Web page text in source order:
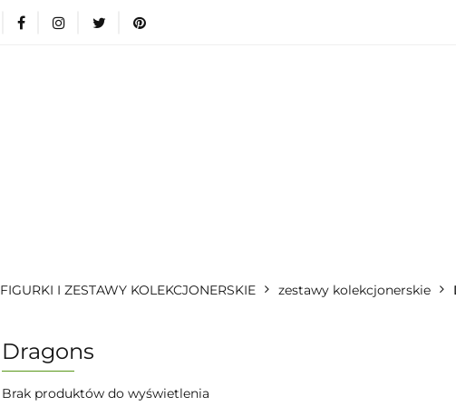
FIGURKI I ZESTAWY KOLEKCJONERSKIE zestawy kolekcjonerskie
Dragons
Brak produktów do wyświetlenia